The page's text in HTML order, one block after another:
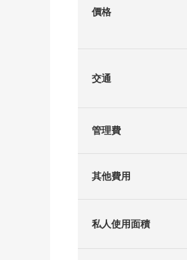
價格
交通
管理費
其他費用
私人使用面積